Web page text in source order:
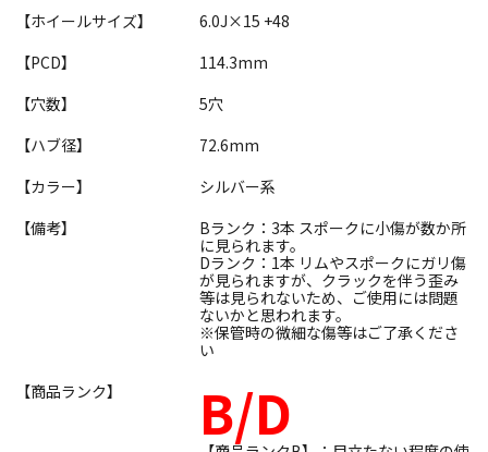
【ホイールサイズ】
6.0J×15 +48
【PCD】
114.3mm
【穴数】
5穴
【ハブ径】
72.6mm
【カラー】
シルバー系
【備考】
Bランク：3本 スポークに小傷が数か所
に見られます。
Dランク：1本 リムやスポークにガリ傷
が見られますが、クラックを伴う歪み
等は見られないため、ご使用には問題
ないかと思われます。
※保管時の微細な傷等はご了承くださ
い
【商品ランク】
B/D